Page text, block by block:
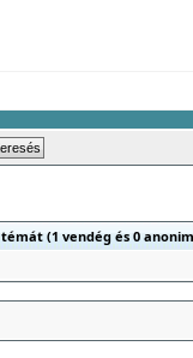
(1 vendég és 0